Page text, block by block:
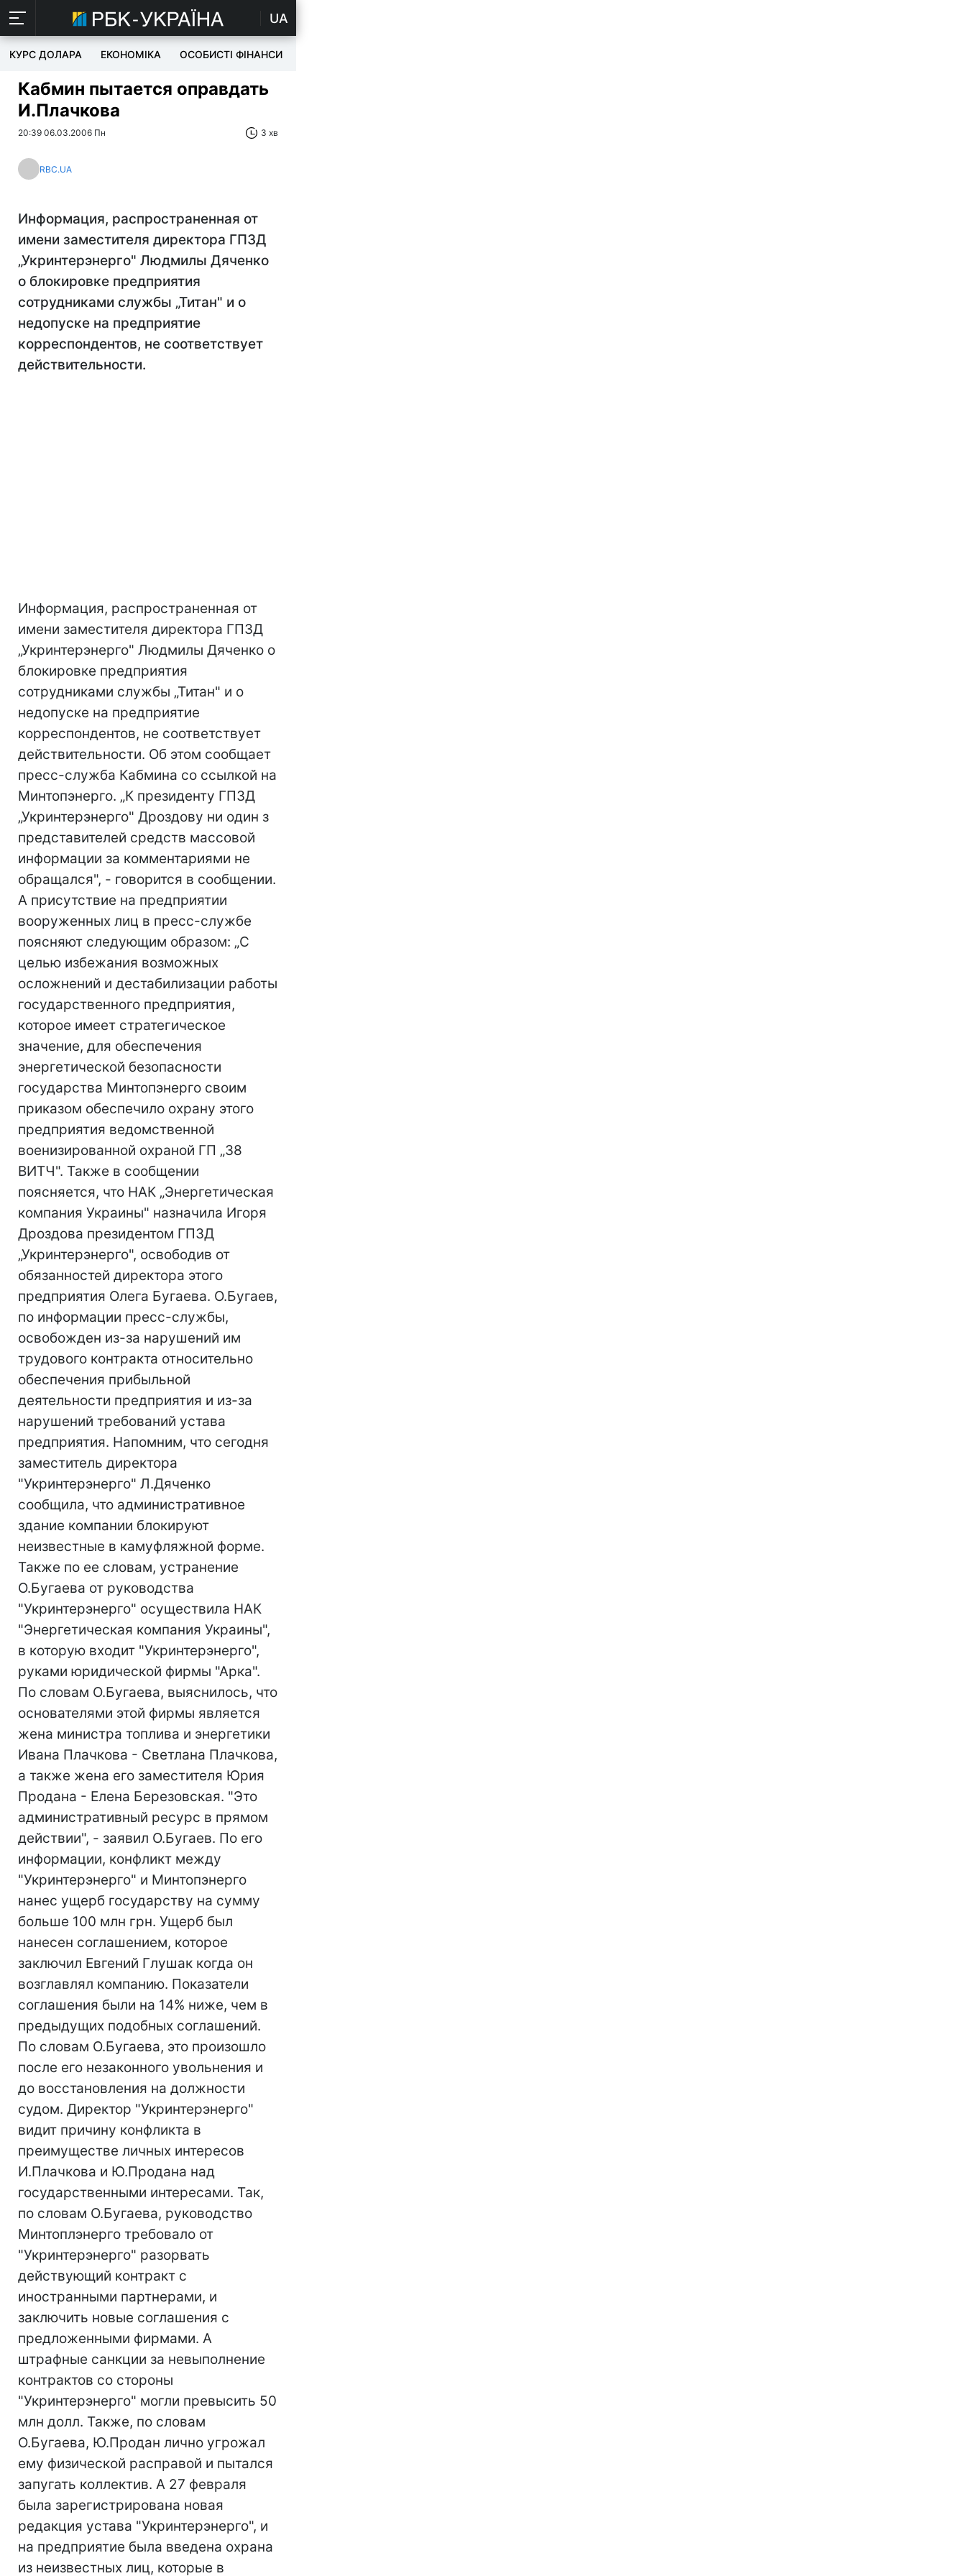
UA
КУРС ДОЛАРА ЕКОНОМІКА ОСОБИСТІ ФІНАНСИ
Кабмин пытается оправдать
И.Плачкова
20:39 06.03.2006 Пн 3 хв
RBC.UA
Информация, распространенная от
имени заместителя директора ГПЗД
„Укринтерэнерго" Людмилы Дяченко
о блокировке предприятия
сотрудниками службы „Титан" и о
недопуске на предприятие
корреспондентов, не соответствует
действительности.
Информация, распространенная от
имени заместителя директора ГПЗД
„Укринтерэнерго" Людмилы Дяченко о
блокировке предприятия
сотрудниками службы „Титан" и о
недопуске на предприятие
корреспондентов, не соответствует
действительности. Об этом сообщает
пресс-служба Кабмина со ссылкой на
Минтопэнерго. „К президенту ГПЗД
„Укринтерэнерго" Дроздову ни один з
представителей средств массовой
информации за комментариями не
обращался", - говорится в сообщении.
А присутствие на предприятии
вооруженных лиц в пресс-службе
поясняют следующим образом: „С
целью избежания возможных
осложнений и дестабилизации работы
государственного предприятия,
которое имеет стратегическое
значение, для обеспечения
энергетической безопасности
государства Минтопэнерго своим
приказом обеспечило охрану этого
предприятия ведомственной
военизированной охраной ГП „38
ВИТЧ". Также в сообщении
поясняется, что НАК „Энергетическая
компания Украины" назначила Игоря
Дроздова президентом ГПЗД
„Укринтерэнерго", освободив от
обязанностей директора этого
предприятия Олега Бугаева. О.Бугаев,
по информации пресс-службы,
освобожден из-за нарушений им
трудового контракта относительно
обеспечения прибыльной
деятельности предприятия и из-за
нарушений требований устава
предприятия. Напомним, что сегодня
заместитель директора
"Укринтерэнерго" Л.Дяченко
сообщила, что административное
здание компании блокируют
неизвестные в камуфляжной форме.
Также по ее словам, устранение
О.Бугаева от руководства
"Укринтерэнерго" осуществила НАК
"Энергетическая компания Украины",
в которую входит "Укринтерэнерго",
руками юридической фирмы "Арка".
По словам О.Бугаева, выяснилось, что
основателями этой фирмы является
жена министра топлива и энергетики
Ивана Плачкова - Светлана Плачкова,
а также жена его заместителя Юрия
Продана - Елена Березовская. "Это
административный ресурс в прямом
действии", - заявил О.Бугаев. По его
информации, конфликт между
"Укринтерэнерго" и Минтопэнерго
нанес ущерб государству на сумму
больше 100 млн грн. Ущерб был
нанесен соглашением, которое
заключил Евгений Глушак когда он
возглавлял компанию. Показатели
соглашения были на 14% ниже, чем в
предыдущих подобных соглашений.
По словам О.Бугаева, это произошло
после его незаконного увольнения и
до восстановления на должности
судом. Директор "Укринтерэнерго"
видит причину конфликта в
преимуществе личных интересов
И.Плачкова и Ю.Продана над
государственными интересами. Так,
по словам О.Бугаева, руководство
Минтоплэнерго требовало от
"Укринтерэнерго" разорвать
действующий контракт с
иностранными партнерами, и
заключить новые соглашения с
предложенными фирмами. А
штрафные санкции за невыполнение
контрактов со стороны
"Укринтерэнерго" могли превысить 50
млн долл. Также, по словам
О.Бугаева, Ю.Продан лично угрожал
ему физической расправой и пытался
запугать коллектив. А 27 февраля
была зарегистрирована новая
редакция устава "Укринтерэнерго", и
на предприятие была введена охрана
из неизвестных лиц, которые в